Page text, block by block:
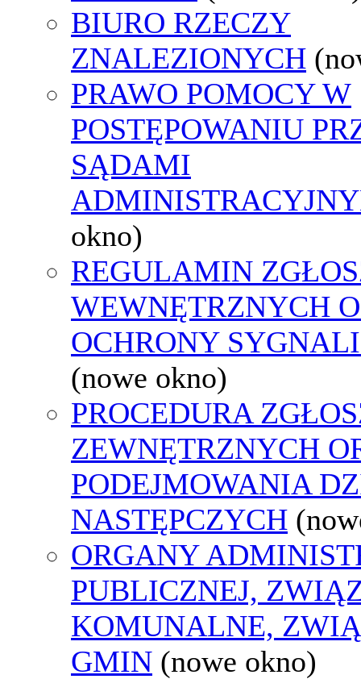
BIURO RZECZY
ZNALEZIONYCH
PRAWO POMOCY W
POSTĘPOWANIU
SĄDAMI
okno)
REGULAMIN
WEWNĘTRZNYCH
OCHRONY
(nowe okno)
PROCEDURA
ZEWNĘTRZNYCH
PODEJMOWANIA
NASTĘPCZYCH
ORGANY
PUBLICZNEJ,
KOMUNALNE,
GMIN (nowe okno)